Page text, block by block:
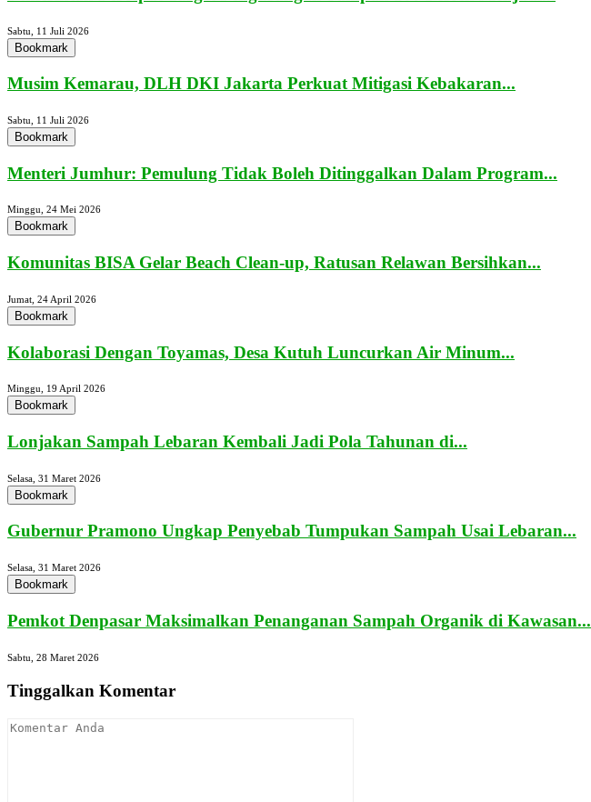
Sabtu, 11 Juli 2026
Bookmark
Musim Kemarau, DLH DKI Jakarta Perkuat Mitigasi Kebakaran...
Sabtu, 11 Juli 2026
Bookmark
Menteri Jumhur: Pemulung Tidak Boleh Ditinggalkan Dalam Program...
Minggu, 24 Mei 2026
Bookmark
Komunitas BISA Gelar Beach Clean-up, Ratusan Relawan Bersihkan...
Jumat, 24 April 2026
Bookmark
Kolaborasi Dengan Toyamas, Desa Kutuh Luncurkan Air Minum...
Minggu, 19 April 2026
Bookmark
Lonjakan Sampah Lebaran Kembali Jadi Pola Tahunan di...
Selasa, 31 Maret 2026
Bookmark
Gubernur Pramono Ungkap Penyebab Tumpukan Sampah Usai Lebaran...
Selasa, 31 Maret 2026
Bookmark
Pemkot Denpasar Maksimalkan Penanganan Sampah Organik di Kawasan...
Sabtu, 28 Maret 2026
Tinggalkan Komentar